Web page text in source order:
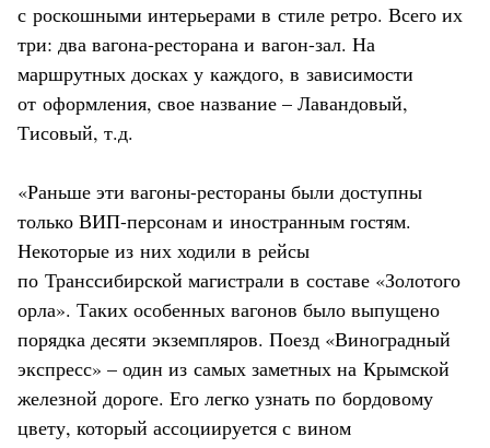
с роскошными интерьерами в стиле ретро. Всего их
три: два вагона-ресторана и вагон-зал. На
маршрутных досках у каждого, в зависимости
от оформления, свое название – Лавандовый,
Тисовый, т.д.
«Раньше эти вагоны-рестораны были доступны
только ВИП-персонам и иностранным гостям.
Некоторые из них ходили в рейсы
по Транссибирской магистрали в составе «Золотого
орла». Таких особенных вагонов было выпущено
порядка десяти экземпляров. Поезд «Виноградный
экспресс» – один из самых заметных на Крымской
железной дороге. Его легко узнать по бордовому
цвету, который ассоциируется с вином